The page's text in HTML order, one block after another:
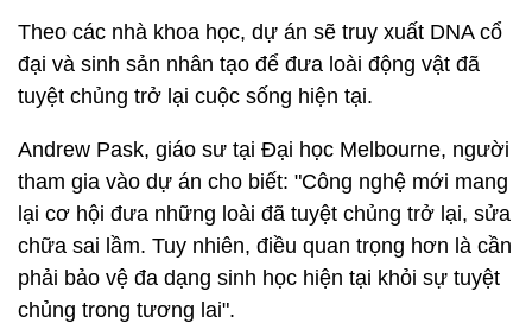
Theo các nhà khoa học, dự án sẽ truy xuất DNA cổ
đại và sinh sản nhân tạo để đưa loài động vật đã
tuyệt chủng trở lại cuộc sống hiện tại.
Andrew Pask, giáo sư tại Đại học Melbourne, người
tham gia vào dự án cho biết: "Công nghệ mới mang
lại cơ hội đưa những loài đã tuyệt chủng trở lại, sửa
chữa sai lầm. Tuy nhiên, điều quan trọng hơn là cần
phải bảo vệ đa dạng sinh học hiện tại khỏi sự tuyệt
chủng trong tương lai".